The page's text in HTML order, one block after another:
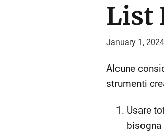
List
January 1, 2024
Alcune
strumenti
Usare